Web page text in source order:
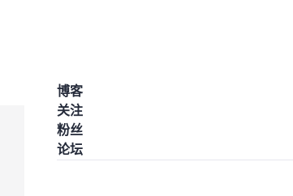
博客
关注
粉丝
论坛